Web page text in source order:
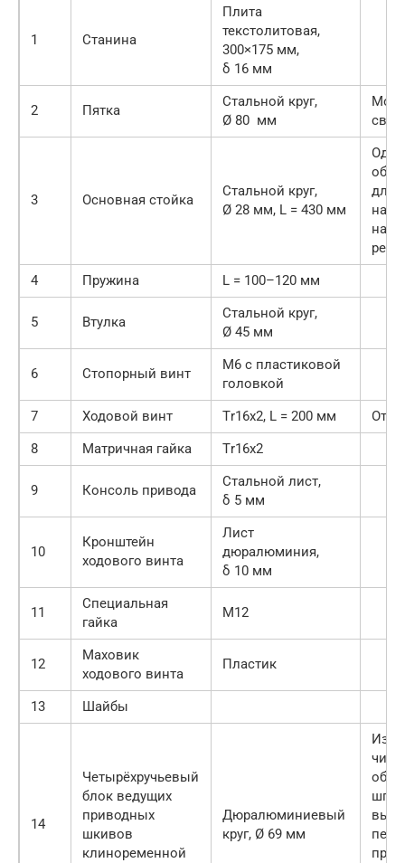
1 Станина
Плита
текстолитовая,
300×175 мм,
δ 16 мм
2 Пятка
Стальной круг,
Ø 80 мм
3 Основная стойка
Стальной круг,
Ø 28 мм, L = 430 мм
на
4
Пружина L = 100–120 мм
5 Втулка
Стальной круг,
Ø 45 мм
6 Стопорный винт
М6 с пластиковой
головкой
7
Ходовой винт Тr16х2, L = 200 мм
От
8
Матричная гайка Тr16х2
9 Консоль привода
Стальной лист,
δ 5 мм
10
Кронштейн
ходового винта
Лист
дюралюминия,
δ 10 мм
11
Специальная
гайка
М12
12
Маховик
ходового винта
Пластик
13 Шайбы
14
Четырёхручьевый
блок ведущих
приводных
шкивов
клиноременной
Дюралюминиевый
круг, Ø 69 мм